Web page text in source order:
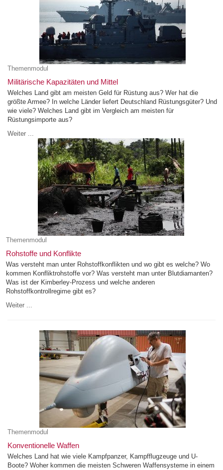
Themenmodul
Militärische Kapazitäten und Mittel
Welches Land gibt am meisten Geld für Rüstung aus? Wer hat die
größte Armee? In welche Länder liefert Deutschland Rüstungsgüter? Und
wie viele? Welches Land gibt im Vergleich am meisten für
Rüstungsimporte aus?
Weiter ...
Themenmodul
Rohstoffe und Konflikte
Was versteht man unter Rohstoffkonflikten und wo gibt es welche? Wo
kommen Konfliktrohstoffe vor? Was versteht man unter Blutdiamanten?
Was ist der Kimberley-Prozess und welche anderen
Rohstoffkontrollregime gibt es?
Weiter ...
Themenmodul
Konventionelle Waffen
Welches Land hat wie viele Kampfpanzer, Kampfflugzeuge und U-
Boote? Woher kommen die meisten Schweren Waffensysteme in einem